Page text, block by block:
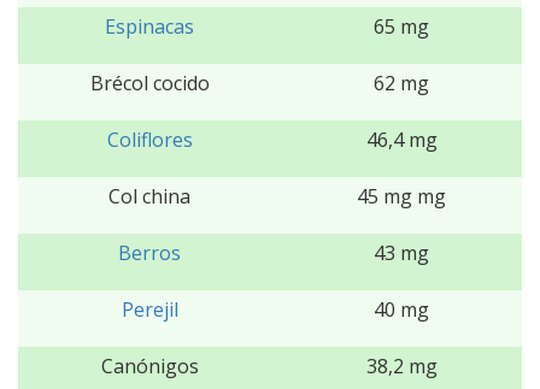
Espinacas 65 mg
Brécol cocido 62 mg
Coliflores 46,4 mg
Col china 45 mg mg
Berros 43 mg
Perejil 40 mg
Canónigos 38,2 mg